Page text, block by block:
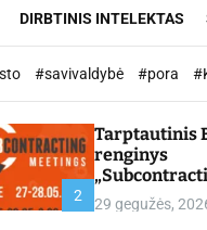
DIRBTINIS INTELEKTAS
#savivaldybė #pora
2
Tarptautinis
renginys
Meetings
chamber.lt
29 gegužės,